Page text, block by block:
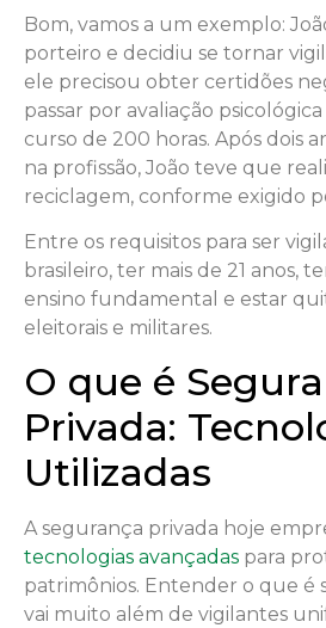
Bom, vamos a um exemplo:
porteiro e decidiu se tornar
ele precisou obter certidões
passar por avaliação
curso de 200 horas. Após dois
na profissão, João teve que
reciclagem, conforme exigido
Entre os requisitos para ser
brasileiro, ter mais de 21 anos,
ensino fundamental e estar
eleitorais e militares.
O que é
Privada:
Utilizadas
A segurança privada hoje
tecnologias avançadas para
patrimônios. Entender o que é
vai muito além de vigilantes